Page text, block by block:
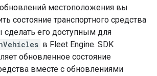
местоположения вы
состояние транспортного средства
сделать его доступным для
в Fleet Engine. SDK
обновленное состояние
вместе с обновлениями